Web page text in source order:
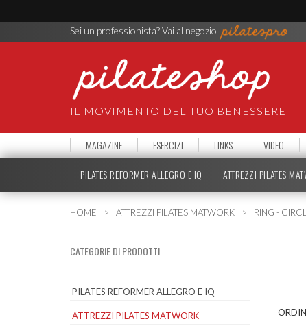
Sei un professionista? Vai al negozio
IL MOVIMENTO DEL TUO BENESSERE
MAGAZINE ESERCIZI LINKS VIDEO
PILATES REFORMER ALLEGRO E IQ ATTREZZI PILATES
HOME ATTREZZI PILATES MATWORK RING -
CATEGORIE DI PRODOTTI
PILATES REFORMER ALLEGRO E IQ
ATTREZZI PILATES MATWORK